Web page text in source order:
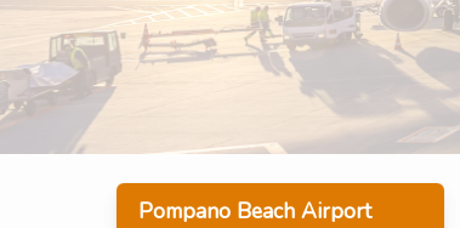
Pompano Beach Airport